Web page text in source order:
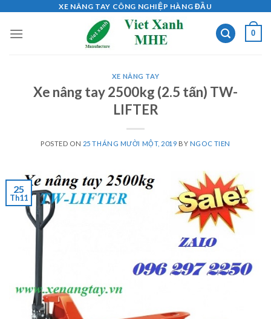
content
XE NÂNG TAY CÔNG NGHIỆP HÀNG ĐẦU
0
XE NÂNG TAY
Xe nâng tay 2500kg (2.5 tấn) TW-
LIFTER
POSTED ON 25 THÁNG MƯỜI MỘT, 2019 BY NGOC TIEN
25
Th11